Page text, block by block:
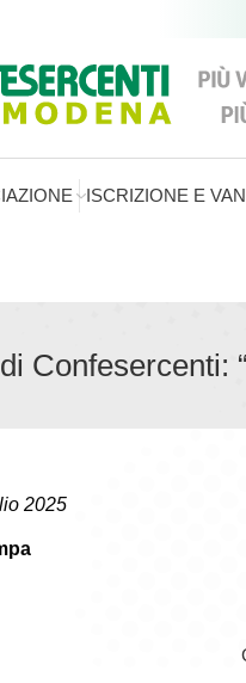
ISCRIZIONE E
Confesercenti:
2025